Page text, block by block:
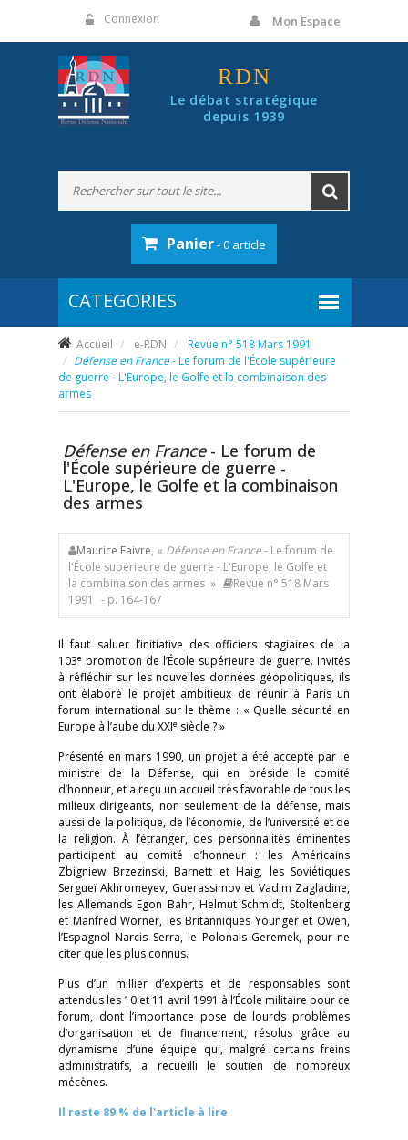
Connexion Mon Espace
RDN
Le débat stratégique
depuis 1939
Panier- 0 article
Accueil e-RDN
Revue n° 518 Mars 1991
Défense en France- Le forum de l'École supérieure
de guerre - L'Europe, le Golfe et la combinaison des
armes
Défense en France - Le forum de
l'École supérieure de guerre -
L'Europe, le Golfe et la combinaison
des armes
Maurice Faivre, « Défense en France- Le forum de
l'École supérieure de guerre - L'Europe, le Golfe et
la combinaison des armes »
Revue n° 518 Mars
1991
- p. 164-167
Il faut saluer l’initiative des officiers stagiaires de la
103e promotion de l’École supérieure de guerre. Invités
à réfléchir sur les nouvelles données géopolitiques, ils
ont élaboré le projet ambitieux de réunir à Paris un
forum international sur le thème : « Quelle sécurité en
Europe à l’aube du XXIe siècle ? »
Présenté en mars 1990, un projet a été accepté par le
ministre de la Défense, qui en préside le comité
d’honneur, et a reçu un accueil très favorable de tous les
milieux dirigeants, non seulement de la défense, mais
aussi de la politique, de l’économie, de l’université et de
la religion. À l’étranger, des personnalités éminentes
participent au comité d’honneur : les Américains
Zbigniew Brzezinski, Barnett et Haig, les Soviétiques
Sergueï Akhromeyev, Guerassimov et Vadim Zagladine,
les Allemands Egon Bahr, Helmut Schmidt, Stoltenberg
et Manfred Wörner, les Britanniques Younger et Owen,
l’Espagnol Narcis Serra, le Polonais Geremek, pour ne
citer que les plus connus.
Plus d’un millier d’experts et de responsables sont
attendus les 10 et 11 avril 1991 à l’École militaire pour ce
forum, dont l’importance pose de lourds problèmes
d’organisation et de financement, résolus grâce au
dynamisme d’une équipe qui, malgré certains freins
administratifs, a recueilli le soutien de nombreux
mécènes.
Il reste 89 % de l'article à lire